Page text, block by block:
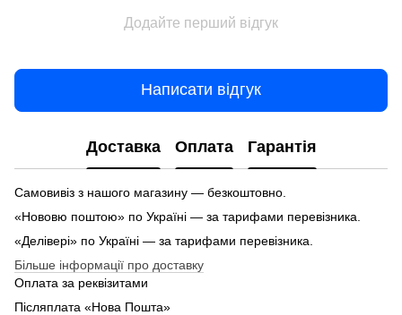
Додайте перший відгук
Написати відгук
Доставка Оплата Гарантія
Самовивіз з нашого магазину — безкоштовно.
«Нововю поштою» по Україні — за тарифами перевізника.
«Делівері» по Україні — за тарифами перевізника.
Більше інформації про доставку
Оплата за реквізитами
Післяплата «Нова Пошта»